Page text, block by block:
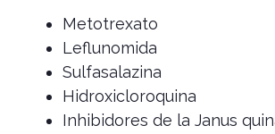
Metotrexato
Leflunomida
Sulfasalazina
Hidroxicloroquina
Inhibidores de la Janus